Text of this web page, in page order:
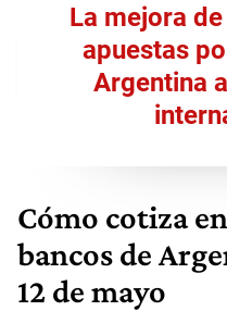
La mejora
apuestas
Argentina
Cómo cotiza
bancos de
12 de mayo